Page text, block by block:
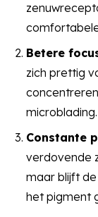
Betere
zich prettig
microblading.
Constante
verdovende
maar blijft
het pigment